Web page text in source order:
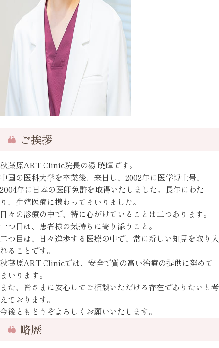
ご挨拶
秋葉原ART Clinic院長の湯 暁暉です。
中国の医科大学を卒業後、来日し、2002年に医学博士号、
2004年に日本の医師免許を取得いたしました。長年にわた
り、生殖医療に携わってまいりました。
日々の診療の中で、特に心がけていることは二つあります。
一つ目は、患者様の気持ちに寄り添うこと。
二つ目は、日々進歩する医療の中で、常に新しい知見を取り入
れることです。
秋葉原ART Clinicでは、安全で質の高い治療の提供に努めて
まいります。
また、皆さまに安心してご相談いただける存在でありたいと考
えております。
今後ともどうぞよろしくお願いいたします。
略歴